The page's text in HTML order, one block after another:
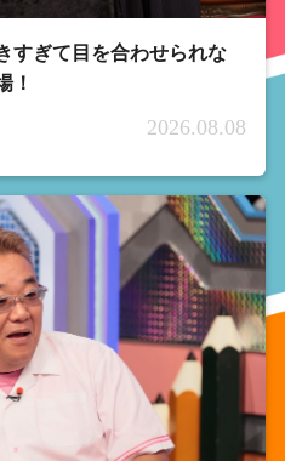
すぎて目を合わせられな
！
2026.08.08